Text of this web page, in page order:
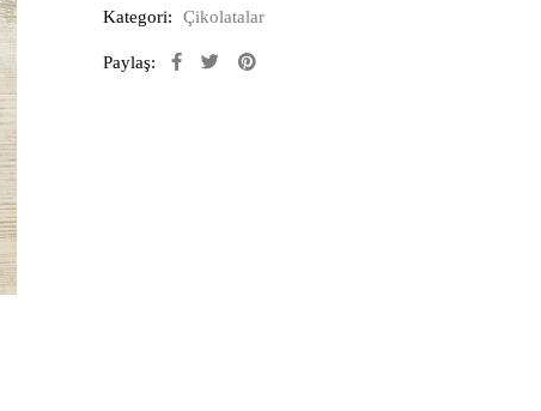
Kategori: Çikolatalar
Paylaş: